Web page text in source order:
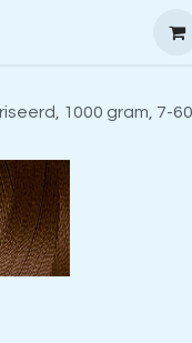
1000 gram, 7-